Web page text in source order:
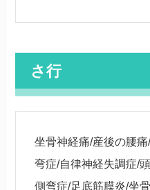
さ行
坐骨神経痛/産後の腰
弯症/自律神経失調症/
側弯症/足底筋膜炎/坐